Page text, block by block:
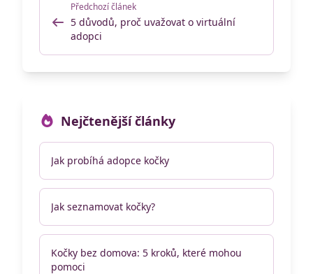
Předchozí článek
5 důvodů, proč uvažovat o virtuální
adopci
Nejčtenější články
Jak probíhá adopce kočky
Jak seznamovat kočky?
Kočky bez domova: 5 kroků, které mohou
pomoci